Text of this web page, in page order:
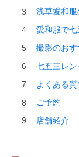
浅草愛和
愛和服で
撮影のおす
七五三レ
よくある質
ご予約
店舗紹介